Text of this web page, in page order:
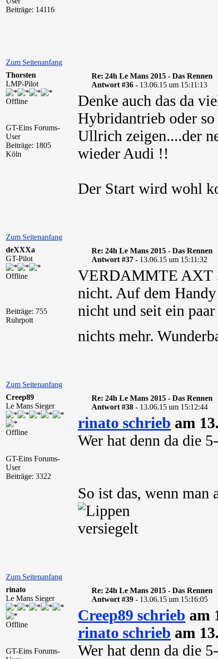
Beiträge: 14116
Zum Seitenanfang
Thorsten
LMP-Pilot
Offline
GT-Eins Forums-
User
Beiträge: 1805
Köln
Re: 24h Le Mans 2015 - Das Rennen
Antwort #36 - 13.06.15 um 15:11:13
Denke auch das da
Hybridantrieb oder
Ullrich zeigen....der
wieder Audi !!
Der Start wird wohl
Zum Seitenanfang
deXXXa
GT-Pilot
Offline
Beiträge: 755
Ruhrpott
Re: 24h Le Mans 2015 - Das Rennen
Antwort #37 - 13.06.15 um 15:11:32
VERDAMMTE AXT
nicht. Auf dem Handy
nicht und seit ein
nichts mehr.
Zum Seitenanfang
Creep89
Le Mans Sieger
Offline
GT-Eins Forums-
User
Beiträge: 3322
Re: 24h Le Mans 2015 - Das Rennen
Antwort #38 - 13.06.15 um 15:12:44
rinato schrieb am
Wer hat denn da die
So ist das, wenn
Zum Seitenanfang
rinato
Le Mans Sieger
Offline
GT-Eins Forums-
Re: 24h Le Mans 2015 - Das Rennen
Antwort #39 - 13.06.15 um 15:16:05
Creep89 schrieb am
rinato schrieb am
Wer hat denn da die